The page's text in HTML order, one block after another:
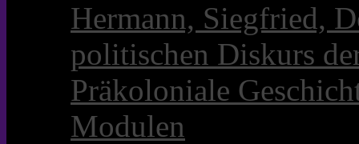
Hermann, Siegfried,
politischen Diskurs
Präkoloniale
Modulen